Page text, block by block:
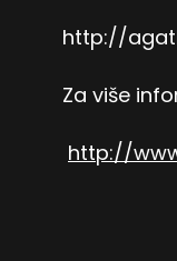
http://
Za više
http://